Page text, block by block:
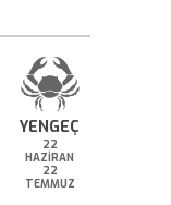
YENGEÇ
22
HAZİRAN
22
TEMMUZ